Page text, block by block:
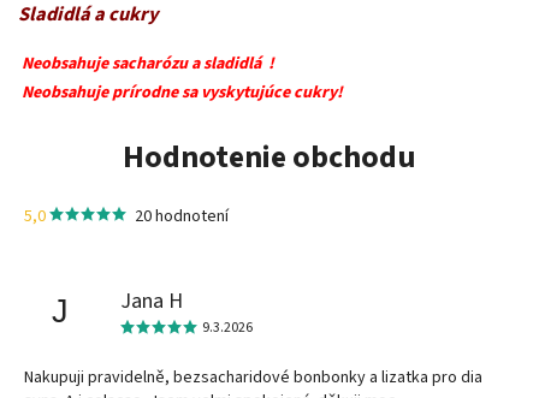
Sladidlá a cukry
Neobsahuje sacharózu a sladidlá !
Neobsahuje prírodne sa vyskytujúce cukry!
Hodnotenie obchodu
5,0 20 hodnotení
J Jana H
9.3.2026
Nakupuji pravidelně, bezsacharidové bonbonky a lizatka pro dia